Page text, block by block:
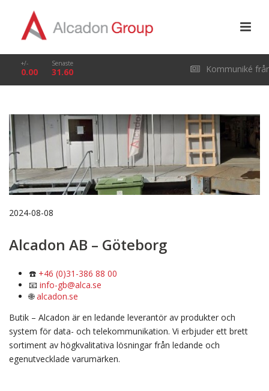
+/-
0.00
Senaste
31.60 Kommuniké
Group AB (publ) den
29 april 2026
2024-08-08
Alcadon AB – Göteborg
☎️ +46 (0)31-386 88 00
📧 info-gb@alca.se
🌐alcadon.se
Butik – Alcadon är en ledande leverantör av produkter och
system för data- och telekommunikation. Vi erbjuder ett brett
sortiment av högkvalitativa lösningar från ledande och
egenutvecklade varumärken.